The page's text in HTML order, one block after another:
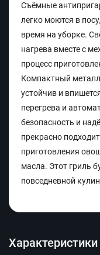
Съёмные
легко моются в
время на уборке.
нагрева вместе с
процесс
Компактный
устойчив и
перегрева и
безопасность и
прекрасно
приготовления
масла. Этот гриль
повседневной
Характеристики